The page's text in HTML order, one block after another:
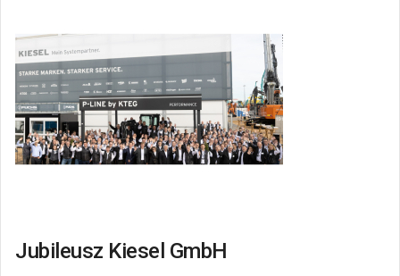
Jubileusz Kiesel GmbH